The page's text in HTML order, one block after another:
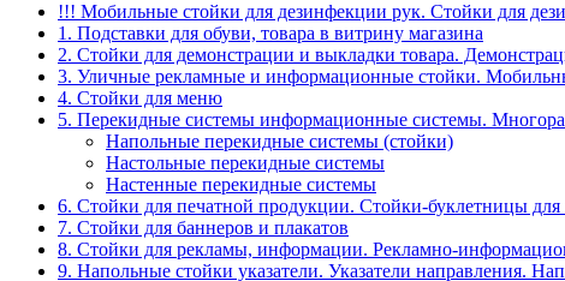
!!! Мобильные стойки для дезинфекции рук. Стойки для
1. Подставки для обуви, товара в витрину магазина
2. Стойки для демонстрации и выкладки товара.
3. Уличные рекламные и информационные стойки.
4. Стойки для меню
5. Перекидные системы информационные системы.
Напольные перекидные системы (стойки)
Настольные перекидные системы
Настенные перекидные системы
6. Стойки для печатной продукции. Стойки-буклетницы для
7. Стойки для баннеров и плакатов
8. Стойки для рекламы, информации. Рекламно-
9. Напольные стойки указатели. Указатели направления.